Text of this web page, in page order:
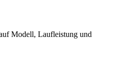
Modell, Laufleistung und